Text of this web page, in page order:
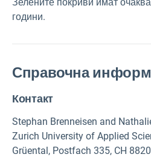
години.
Справочна
Контакт
Stephan Brenneisen and
Zurich University of Applied
Grüental, Postfach 335, CH